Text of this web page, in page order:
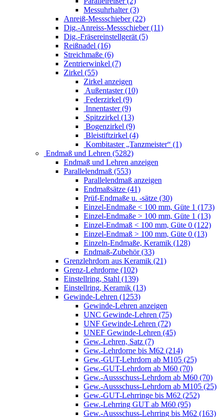
Messuhrhalter (3)
Anreiß-Messschieber (22)
Dig.-Anreiss-Messschieber (11)
Dig.-Fräsereinstellgerät (5)
Reißnadel (16)
Streichmaße (6)
Zentrierwinkel (7)
Zirkel (55)
Zirkel anzeigen
Außentaster (10)
Federzirkel (9)
Innentaster (9)
Spitzzirkel (13)
Bogenzirkel (9)
Bleistiftzirkel (4)
Kombitaster „Tanzmeister“ (1)
Endmaß und Lehren (5282)
Endmaß und Lehren anzeigen
Parallelendmaß (553)
Parallelendmaß anzeigen
Endmaßsätze (41)
Prüf-Endmaße u. -sätze (30)
Einzel-Endmaße < 100 mm, Güte 1 (173)
Einzel-Endmaße > 100 mm, Güte 1 (13)
Einzel-Endmaß < 100 mm, Güte 0 (122)
Einzel-Endmaß > 100 mm, Güte 0 (13)
Einzeln-Endmaße, Keramik (128)
Endmaß-Zubehör (33)
Grenzlehrdorn aus Keramik (21)
Grenz-Lehrdorne (102)
Einstellring, Stahl (139)
Einstellring, Keramik (13)
Gewinde-Lehren (1253)
Gewinde-Lehren anzeigen
UNC Gewinde-Lehren (75)
UNF Gewinde-Lehren (72)
UNEF Gewinde-Lehren (45)
Gew.-Lehren, Satz (7)
Gew.-Lehrdorne bis M62 (214)
Gew.-GUT-Lehrdorn ab M105 (25)
Gew.-GUT-Lehrdorn ab M60 (70)
Gew.-Aussschuss-Lehrdorn ab M60 (70)
Gew.-Aussschuss-Lehrdorn ab M105 (25)
Gew.-GUT-Lehrringe bis M62 (252)
Gew.-Lehrring GUT ab M60 (95)
Gew.-Aussschuss-Lehrring bis M62 (163)